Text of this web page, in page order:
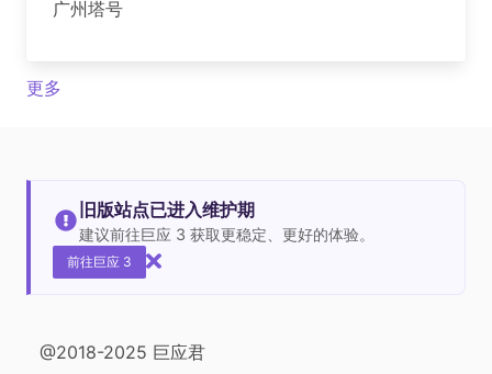
广州塔号
更多
旧版站点已进入维护期
建议前往巨应 3 获取更稳定、更好的体验。
前往巨应 3
@2018-2025 巨应君